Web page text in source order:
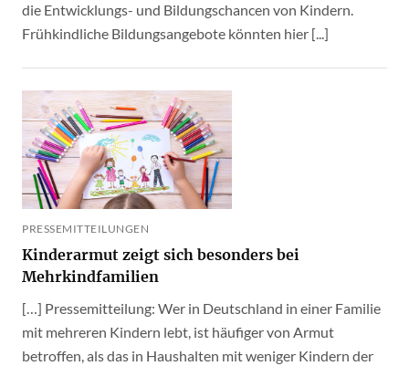
die Entwicklungs- und Bildungschancen von Kindern.
Frühkindliche Bildungsangebote könnten hier [...]
PRESSEMITTEILUNGEN
Kinderarmut zeigt sich besonders bei
Mehrkindfamilien
[…] Pressemitteilung: Wer in Deutschland in einer Familie
mit mehreren Kindern lebt, ist häufiger von Armut
betroffen, als das in Haushalten mit weniger Kindern der